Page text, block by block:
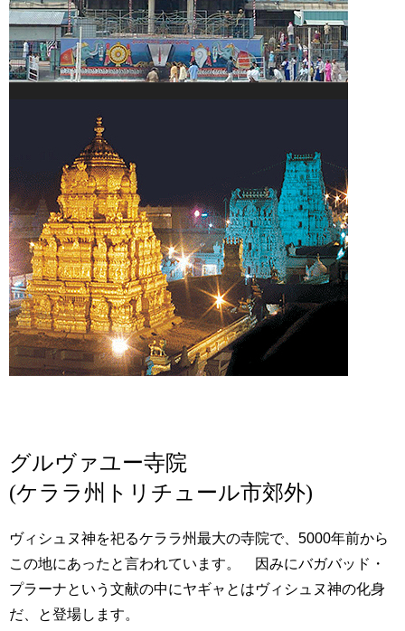
グルヴァユー寺院
(ケララ州トリチュール市郊外)
ヴィシュヌ神を祀るケララ州最大の寺院で、5000年前から
この地にあったと言われています。 因みにバガバッド・
プラーナという文献の中にヤギャとはヴィシュヌ神の化身
だ、と登場します。